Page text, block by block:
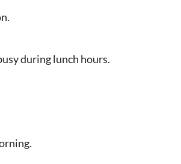
during lunch hours.